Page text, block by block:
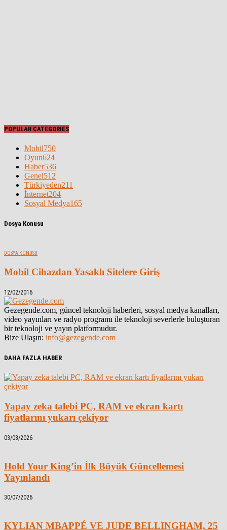
POPULAR CATEGORIES
Mobil750
Oyun624
Haber536
Genel512
Türkiyeden211
İnternet204
Sosyal Medya165
Dosya Konusu
DOSYA KONUSU
Mobil Cihazdan Yasaklı Sitelere Giriş
12/02/2016
Gezegende.com, güncel teknoloji haberleri, sosyal medya kanalları,
video yayınları ve radyo programı ile teknoloji severlerle buluşturan
bir teknoloji ve yayın platformudur.
Bize Ulaşın: info@gezegende.com
DAHA FAZLA HABER
Yapay zeka talebi PC, RAM ve ekran kartı
fiyatlarını yukarı çekiyor
03/08/2026
Hold Your King’in İlk Büyük Güncellemesi
Yayınlandı
30/07/2026
KYLIAN MBAPPÉ VE JUDE BELLINGHAM, 25